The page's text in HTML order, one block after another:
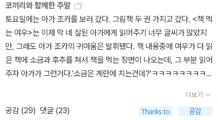
코끼리와 함께한 주말
토요일에는 아가 조카를 보러 갔다. 그림책 두 권 가지고 갔다. <책 먹
는 여우>는 이제 막 네 살된 아가에게 읽어주기 너무 글씨가 많았지
만, 그래도 아가 조카의 귀여움은 발휘됐다. 책 내용중에 여우가 다 읽
은 책에 소금과 후추를 쳐서 책을 먹는 장면이 나오는데, 그 부분 읽어
주자 아가가 그런거다.'소금은 계란에 치는건데?'ㅋㅋㅋㅋㅋㅋㅋㅋ
에 가져가서는 제엄마에게 또 읽어달라 졸랐다. 나도 몇 번이나 읽어
줬는데!! 아가조카는 어린이집에 가면 제일 먼저 책을 펼쳐본다는데,
더보기
공감 (29) 댓글 (23)